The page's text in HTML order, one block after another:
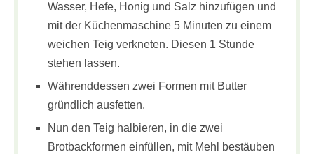
Wasser, Hefe, Honig und Salz hinzufügen und
mit der Küchenmaschine 5 Minuten zu einem
weichen Teig verkneten. Diesen 1 Stunde
stehen lassen.
Währenddessen zwei Formen mit Butter
gründlich ausfetten.
Nun den Teig halbieren, in die zwei
Brotbackformen einfüllen, mit Mehl bestäuben